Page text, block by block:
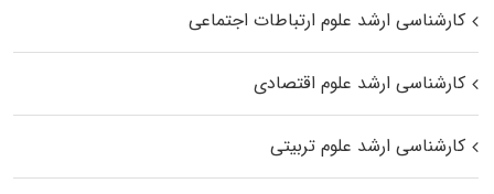
کارشناسی ارشد علوم ارتباطات اجتماعی
کارشناسی ارشد علوم اقتصادی
کارشناسی ارشد علوم تربیتی